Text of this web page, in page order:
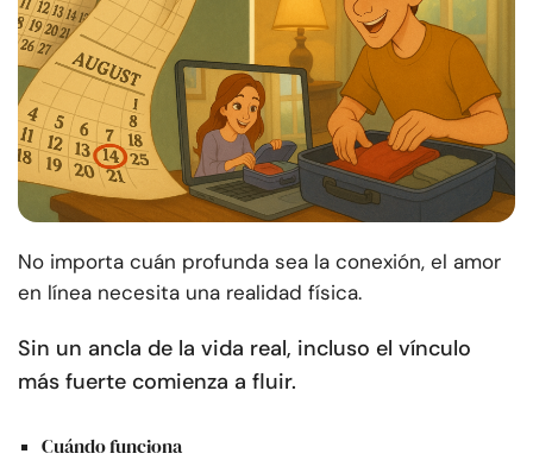
No importa cuán profunda sea la conexión, el amor
en línea necesita una realidad física.
Sin un ancla de la vida real, incluso el vínculo
más fuerte comienza a fluir.
Cuándo funciona